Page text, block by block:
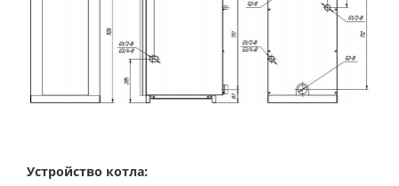
Устройство котла: